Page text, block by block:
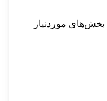
بخش‌های موردنیاز